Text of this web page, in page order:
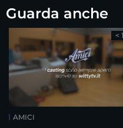
Guarda anche
AMICI
<